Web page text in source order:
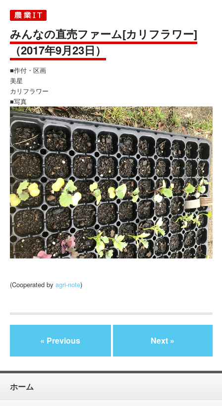
みんなの直売ファーム[カリフラワー]
（2017年9月23日）
■作付・区画
美星
カリフラワー
■写真
(Cooperated by agri-note)
« Previous Next »
ホーム